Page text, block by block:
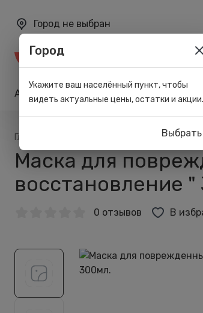
Город не выбран
Акции Карта лояльности
Главная Для ухода
Маска для
восстановление
0 отзывов В
Город
Укажите ваш населённый пункт, чтобы
видеть актуальные цены, остатки и акции.
Выбрать